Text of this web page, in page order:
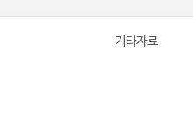
기타자료